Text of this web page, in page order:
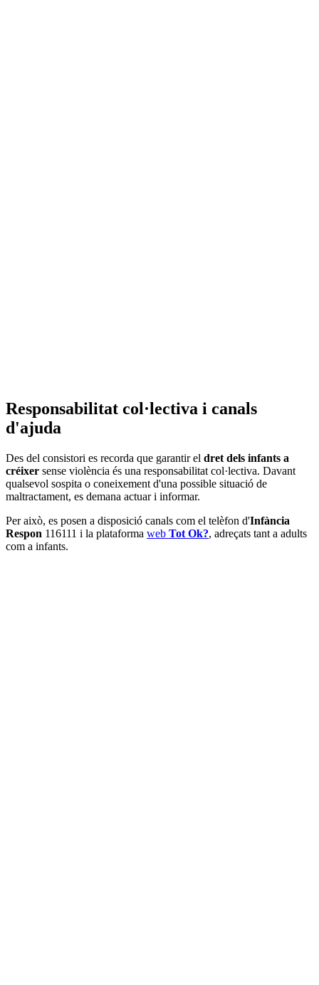
Responsabilitat col·lectiva i canals
d'ajuda
Des del consistori es recorda que garantir el dret dels infants a
créixer sense violència és una responsabilitat col·lectiva. Davant
qualsevol sospita o coneixement d'una possible situació de
maltractament, es demana actuar i informar.
Per això, es posen a disposició canals com el telèfon d'Infància
Respon 116111 i la plataforma web Tot Ok?, adreçats tant a adults
com a infants.